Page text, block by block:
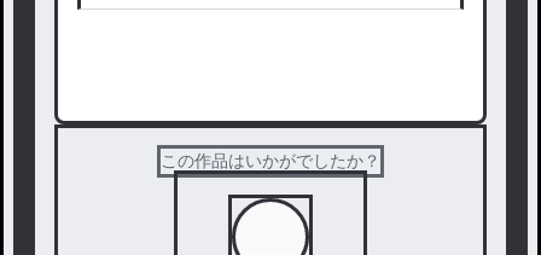
この作品はいかがでしたか？